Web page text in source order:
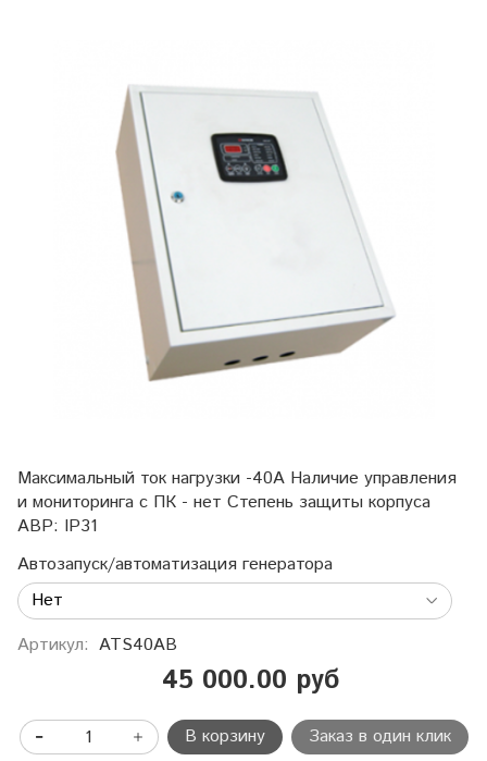
Максимальный ток нагрузки -40A Наличие управления
и мониторинга с ПК - нет Степень защиты корпуса
АВР: IP31
Автозапуск/автоматизация генератора
Артикул: ATS40AB
45 000.00 руб
В корзину
Заказ в один клик